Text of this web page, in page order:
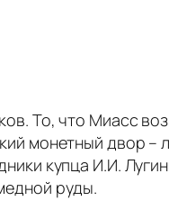
То, что Миасс
монетный двор –
купца И.И.
руды.